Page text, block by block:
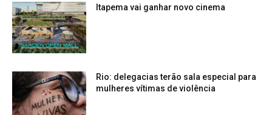
Itapema vai ganhar novo cinema
Rio: delegacias terão sala especial para
mulheres vítimas de violência